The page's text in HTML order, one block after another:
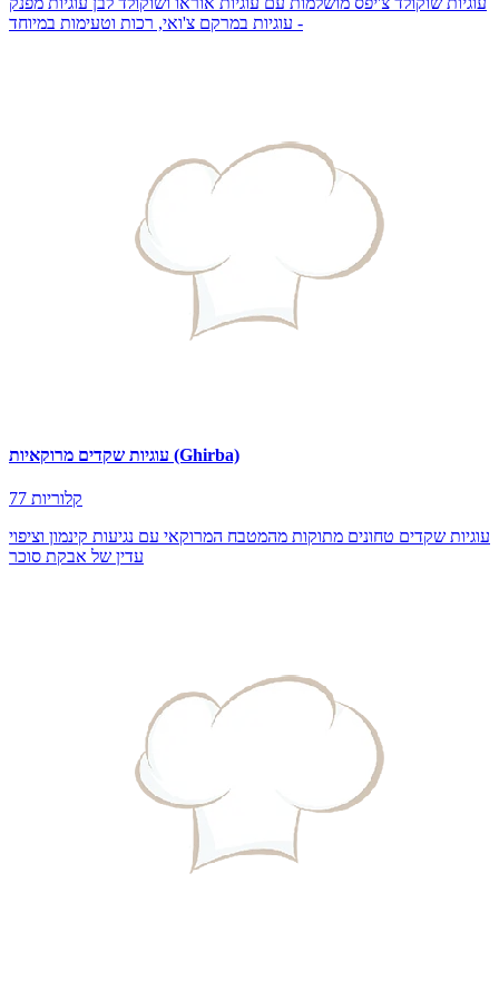
- עוגיות במרקם צ'ואי, רכות וטעימות במיוחד
עוגיות שקדים מרוקאיות (Ghirba)
77 קלוריות
עוגיות שקדים טחונים מתוקות מהמטבח המרוקאי עם נגיעות קינמון וציפוי
עדין של אבקת סוכר